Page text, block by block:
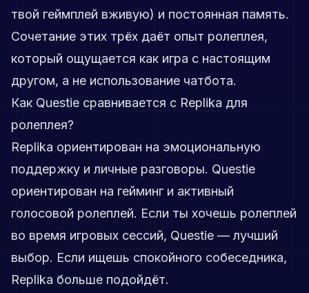
твой геймплей вживую) и постоянная память.
Сочетание этих трёх даёт опыт ролеплея,
который ощущается как игра с настоящим
другом, а не использование чатбота.
Как Questie сравнивается с Replika для
ролеплея?
Replika ориентирован на эмоциональную
поддержку и личные разговоры. Questie
ориентирован на гейминг и активный
голосовой ролеплей. Если ты хочешь ролеплей
во время игровых сессий, Questie — лучший
выбор. Если ищешь спокойного собеседника,
Replika больше подойдёт.